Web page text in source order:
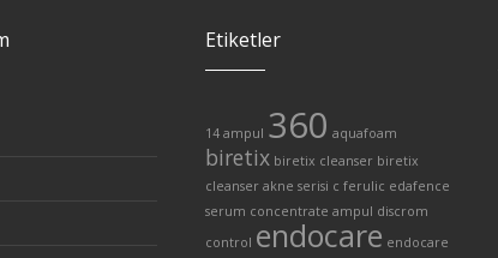
Etiketler
14 ampul 360 aquafoam
biretix biretix cleanser biretix
cleanser akne serisi c ferulic edafence
serum concentrate ampul discrom
control endocare endocare